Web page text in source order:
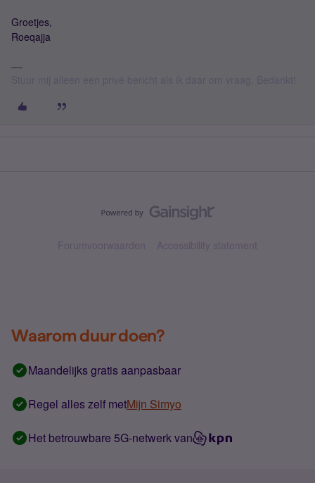
Groetjes,
Roeqajja
Forumvoorwaarden Accessibility statement
Waarom duur doen?
Maandelijks gratis aanpasbaar
Regel alles zelf metMijn Simyo
Het betrouwbare 5G-netwerk van